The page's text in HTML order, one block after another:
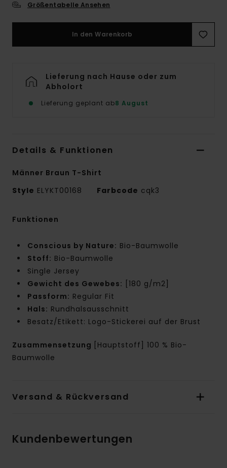
Größentabelle Ansehen
In den Warenkorb
Lieferung nach Hause oder zum
Abholort
Lieferung geplant ab8 August
Details & Funktionen
Männer Braun T-Shirt
Style ELYKT00168 Farbcode cqk3
Funktionen
Conscious by Nature: Bio-Baumwolle
Stoff: Bio-Baumwolle
Single Jersey
Gewicht des Gewebes: [180 g/m2]
Passform: Regular Fit
Hals: Rundhalsausschnitt
Besatz/Etikett: Logo-Stickerei auf der Brust
Zusammensetzung
[Hauptstoff] 100 % Bio-
Baumwolle
Versand & Rückversand
Kundenbewertungen